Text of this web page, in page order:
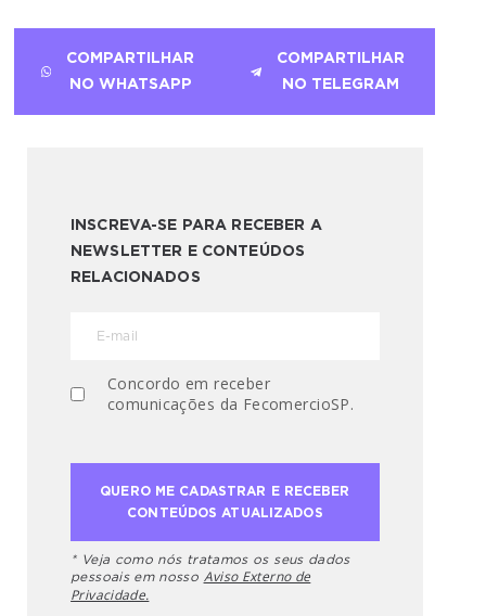
COMPARTILHAR
NO WHATSAPP
COMPARTILHAR
NO TELEGRAM
INSCREVA-SE PARA RECEBER A
NEWSLETTER E CONTEÚDOS
RELACIONADOS
Concordo em receber
comunicações da FecomercioSP.
* Veja como nós tratamos os seus dados
pessoais em nosso Aviso Externo de
Privacidade.